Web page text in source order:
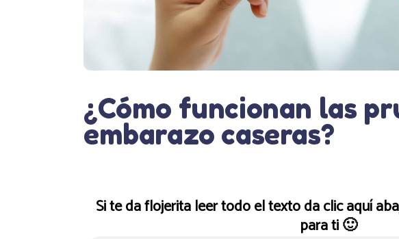
¿Cómo funcionan las
embarazo caseras?
Si te da flojerita leer todo el texto da clic aquí
para ti 🙂